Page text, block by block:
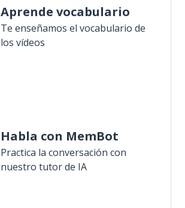
Aprende vocabulario
Te enseñamos el vocabulario de
los vídeos
Habla con MemBot
Practica la conversación con
nuestro tutor de IA